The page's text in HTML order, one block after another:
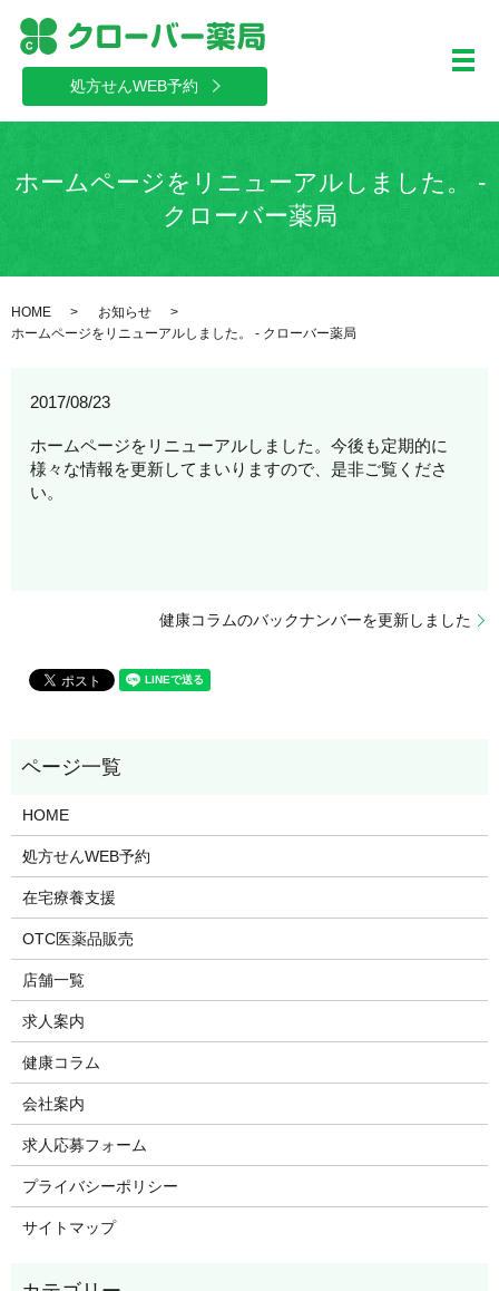
処方せんWEB予約
メ
ホームページをリニューアルしました。 -
クローバー薬局
HOME
お知らせ
ホームページをリニューアルしました。 - クローバー薬局
2017/08/23
ホームページをリニューアルしました。今後も定期的に
様々な情報を更新してまいりますので、是非ご覧くださ
い。
健康コラムのバックナンバーを更新しました
HOME
処方せんWEB予約
在宅療養支援
OTC医薬品販売
店舗一覧
求人案内
健康コラム
会社案内
求人応募フォーム
プライバシーポリシー
サイトマップ